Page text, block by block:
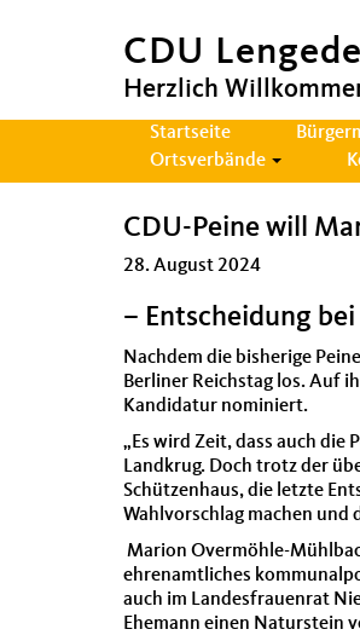
CDU Lengede
Herzlich
Hauptnavigation
Startseite
Ortsverbände
CDU-Peine will
28. August 2024
– Entscheidung
Nachdem die bisherige
Berliner Reichstag los. Auf
Kandidatur nominiert.
„Es wird Zeit, dass auch
Landkrug. Doch trotz der
Schützenhaus, die letzte
Wahlvorschlag machen und
Marion Overmöhle-
ehrenamtliches
auch im Landesfrauenrat
Ehemann einen Naturstein